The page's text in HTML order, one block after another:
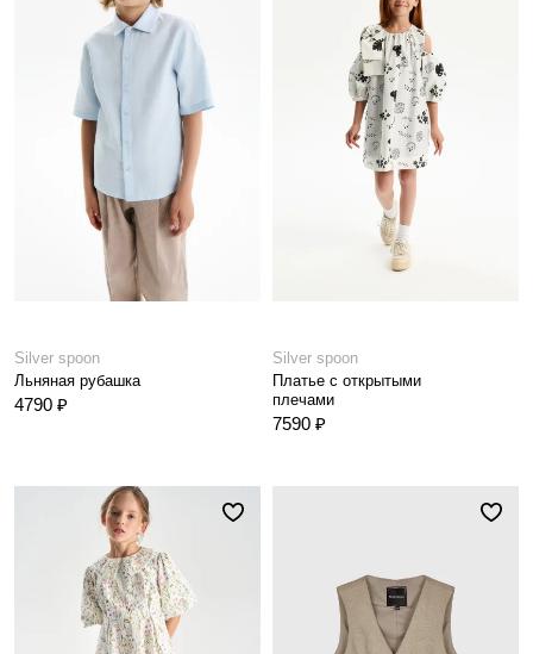
Silver spoon
Льняная рубашка
4790 ₽
Silver spoon
Платье с открытыми
плечами
7590 ₽